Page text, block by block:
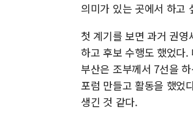
의미가 있는 곳에서 하고
첫 계기를 보면 과거 권
하고 후보 수행도 했었다
부산은 조부께서 7선을
포럼 만들고 활동을 했었
생긴 것 같다.